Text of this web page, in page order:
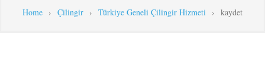
Home › Çilingir › Türkiye Geneli Çilingir Hizmeti › kaydet